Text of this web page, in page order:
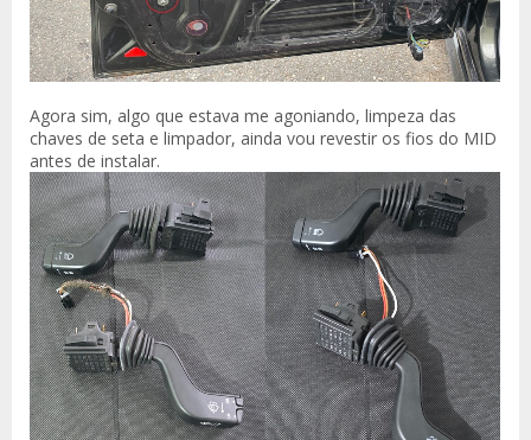
Agora sim, algo que estava me agoniando, limpeza das
chaves de seta e limpador, ainda vou revestir os fios do MID
antes de instalar.